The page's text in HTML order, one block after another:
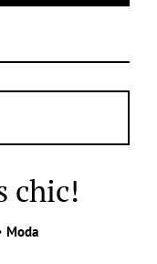
chic!
Moda